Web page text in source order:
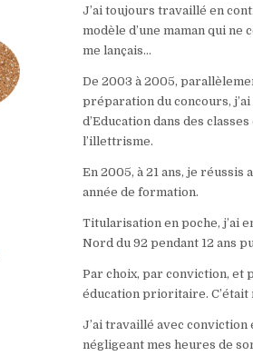
J’ai toujours travaillé en
modèle d’une maman qui ne
me lançais…
De 2003 à 2005,
préparation du concours,
d’Education dans des
l’illettrisme.
En 2005, à 21 ans, je réussis
année de formation.
Titularisation en poche, j’ai
Nord du 92 pendant 12 ans
Par choix, par conviction, et
éducation prioritaire. C’était
J’ai travaillé avec conviction
négligeant mes heures de